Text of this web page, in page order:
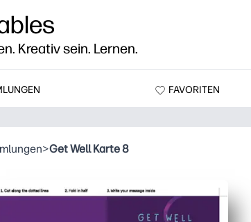
Kreativ sein. Lernen.
FAVORITEN
>Get Well Karte 8